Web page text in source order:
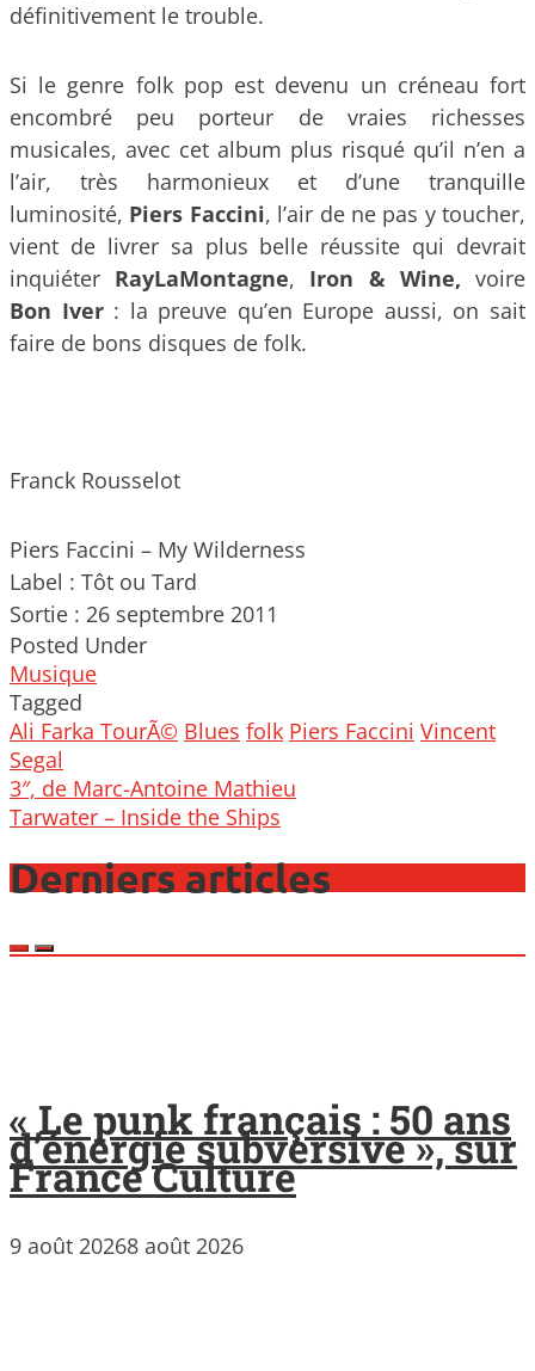
définitivement le trouble.
Si le genre folk pop est devenu un créneau fort
encombré peu porteur de vraies richesses
musicales, avec cet album plus risqué qu’il n’en a
l’air, très harmonieux et d’une tranquille
luminosité, Piers Faccini, l’air de ne pas y toucher,
vient de livrer sa plus belle réussite qui devrait
inquiéter RayLaMontagne, Iron & Wine, voire
Bon Iver: la preuve qu’en Europe aussi, on sait
faire de bons disques de folk.
Franck Rousselot
Piers Faccini – My Wilderness
Label : Tôt ou Tard
Sortie : 26 septembre 2011
Posted Under
Musique
Tagged
Ali Farka TourÃ© Blues folk Piers Faccini Vincent
Segal
Post
navigation
3″, de Marc-Antoine Mathieu
Tarwater – Inside the Ships
Derniers articles
« Le punk français : 50 ans
d’énergie subversive », sur
France Culture
9 août 20268 août 2026